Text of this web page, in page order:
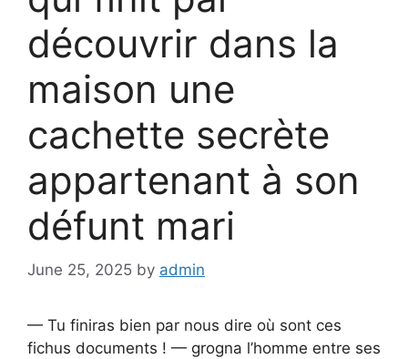
découvrir dans la
maison une
cachette secrète
appartenant à son
défunt mari
June 25, 2025 by admin
— Tu finiras bien par nous dire où sont ces
fichus documents ! — grogna l’homme entre ses